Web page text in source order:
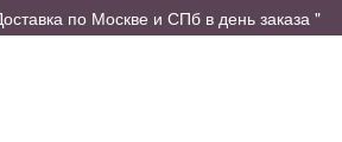
по Москве и СПб в день заказа "